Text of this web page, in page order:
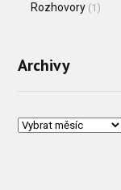
Rozhovory (1)
Archivy